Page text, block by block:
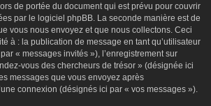
de portée du document qui est prévu pour couvrir
par le logiciel phpBB. La seconde manière est de
vous nous envoyez et que nous collectons. Ceci
à : la publication de message en tant qu’utilisateur
« messages invités »), l’enregistrement sur
vous des chercheurs de trésor » (désignée ici
messages que vous envoyez après
connexion (désignés ici par « vos messages »).